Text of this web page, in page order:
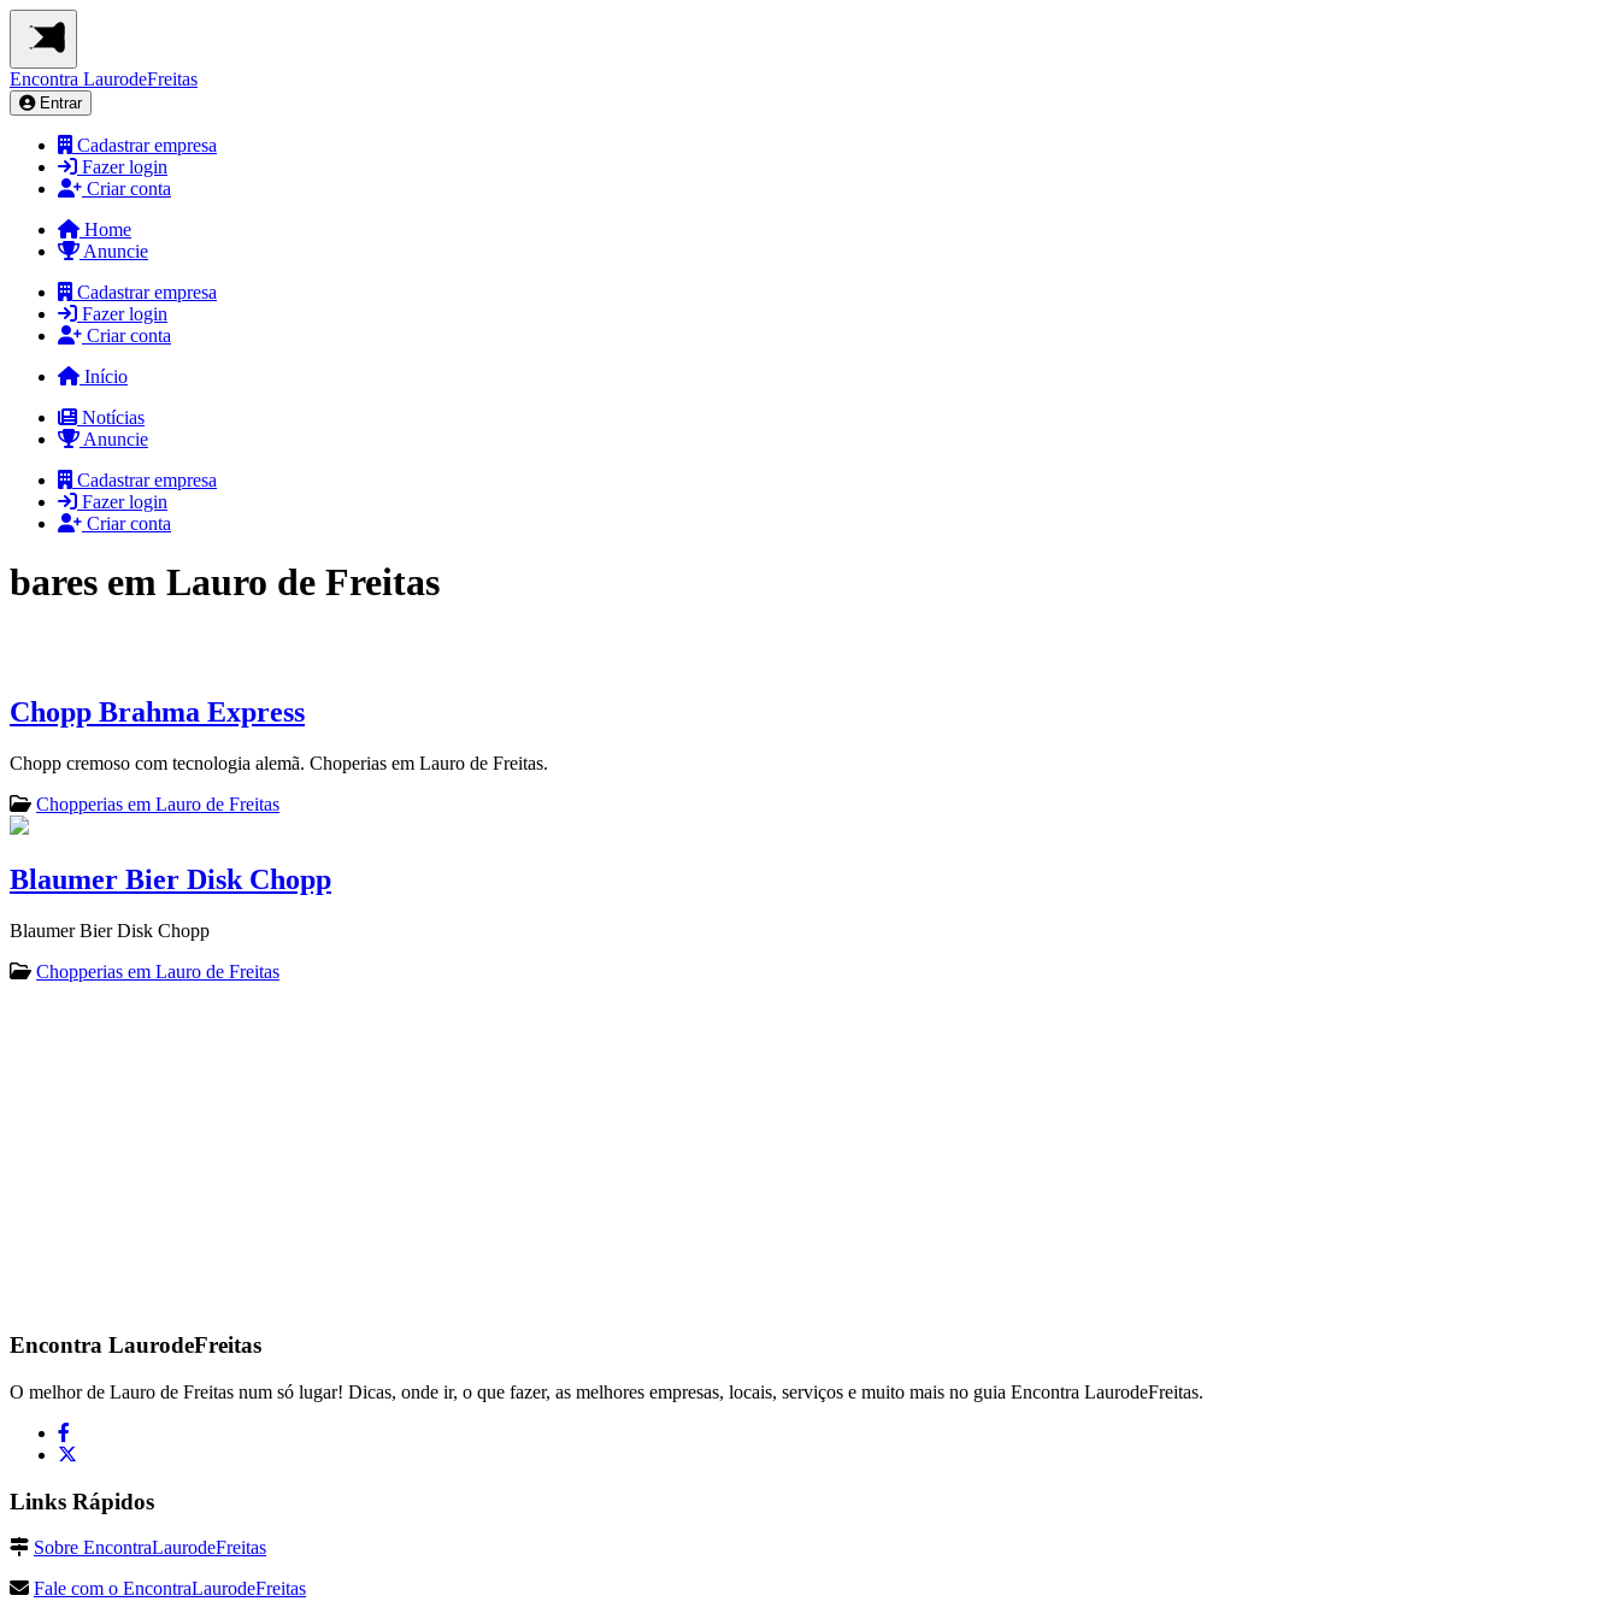
Encontra LaurodeFreitas
Entrar
Cadastrar empresa
Fazer login
Criar conta
Home
Anuncie
Cadastrar empresa
Fazer login
Criar conta
Início
Notícias
Anuncie
Cadastrar empresa
Fazer login
Criar conta
bares em Lauro de Freitas
Chopp Brahma Express
Chopp cremoso com tecnologia alemã. Choperias em Lauro de Freitas.
Chopperias em Lauro de Freitas
Blaumer Bier Disk Chopp
Blaumer Bier Disk Chopp
Chopperias em Lauro de Freitas
Encontra LaurodeFreitas
O melhor de Lauro de Freitas num só lugar! Dicas, onde ir, o que fazer, as melhores empresas, locais, serviços e muito mais no guia Encontra LaurodeFreitas.
Links Rápidos
Sobre EncontraLaurodeFreitas
Fale com o EncontraLaurodeFreitas